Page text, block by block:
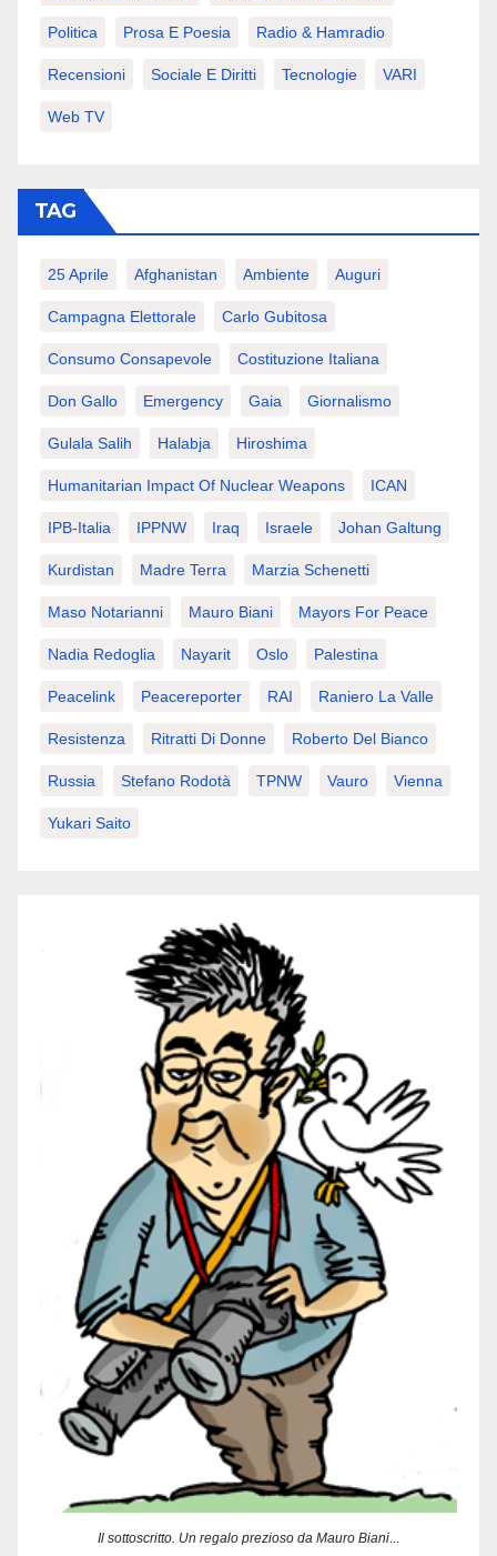
Politica Prosa E Poesia Radio & Hamradio
Recensioni Sociale E Diritti Tecnologie VARI
Web TV
TAG
25 Aprile Afghanistan Ambiente Auguri
Campagna Elettorale Carlo Gubitosa
Consumo Consapevole Costituzione Italiana
Don Gallo Emergency Gaia Giornalismo
Gulala Salih Halabja Hiroshima
Humanitarian Impact Of Nuclear Weapons ICAN
IPB-Italia IPPNW Iraq Israele Johan Galtung
Kurdistan Madre Terra Marzia Schenetti
Maso Notarianni Mauro Biani Mayors For Peace
Nadia Redoglia Nayarit Oslo Palestina
Peacelink Peacereporter RAI Raniero La Valle
Resistenza Ritratti Di Donne Roberto Del Bianco
Russia Stefano Rodotà TPNW Vauro Vienna
Yukari Saito
Il sottoscritto. Un regalo prezioso da Mauro Biani...